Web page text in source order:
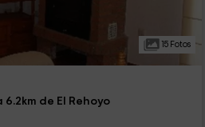
15 Fotos
de El Rehoyo